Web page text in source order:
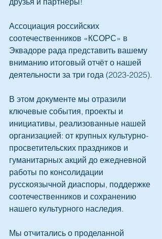
Ассоциация российских
соотечественников «КСОРС» в
Эквадоре рада представить вашему
вниманию итоговый отчёт о нашей
деятельности за три года (2023-2025).
В этом документе мы отразили
ключевые события, проекты и
инициативы, реализованные нашей
организацией: от крупных культурно-
просветительских праздников и
гуманитарных акций до ежедневной
работы по консолидации
русскоязычной диаспоры, поддержке
соотечественников и сохранению
нашего культурного наследия.
Мы отчитались о проделанной